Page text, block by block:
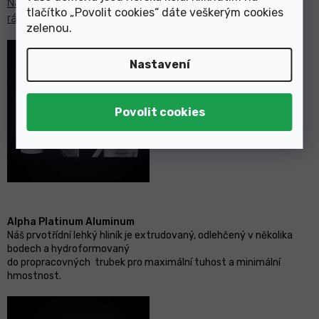
tlačítko „Povolit cookies“ dáte veškerým cookies
zelenou.
Nastavení
rámu a zapojil je.
Alpha Platinum Aluminum
Náš prvotřídní lehký hliník je extrudovaný, odlehčený v několika
bodech a hydroformovaný
do propracovných trubek pro maximální tuhost a minimální
hmostnost.